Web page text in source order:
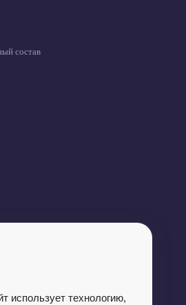
состав
использует технологию,